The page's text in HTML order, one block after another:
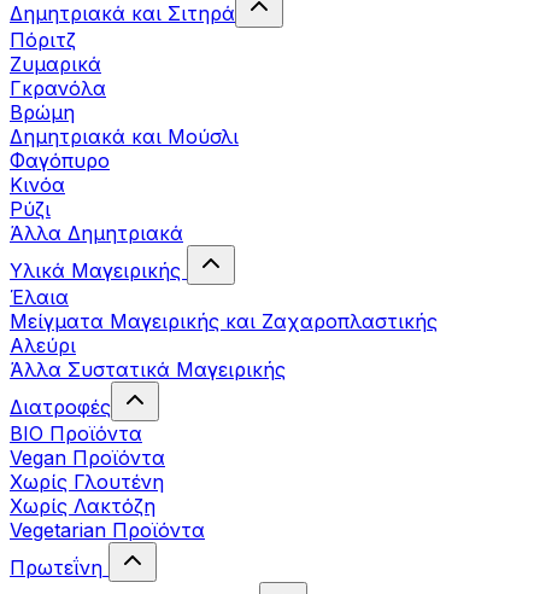
Δημητριακά και Σιτηρά
Πόριτζ
Ζυμαρικά
Γκρανόλα
Βρώμη
Δημητριακά και Μούσλι
Φαγόπυρο
Κινόα
Ρύζι
Άλλα Δημητριακά
Υλικά Μαγειρικής
Έλαια
Μείγματα Μαγειρικής και Ζαχαροπλαστικής
Αλεύρι
Άλλα Συστατικά Μαγειρικής
Διατροφές
BIO Προϊόντα
Vegan Προϊόντα
Χωρίς Γλουτένη
Χωρίς Λακτόζη
Vegetarian Προϊόντα
Πρωτεΐνη